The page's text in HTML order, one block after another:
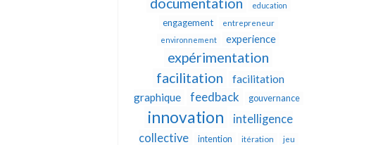
education
engagement
entrepreneur
environnement
experience
expérimentation
facilitation
facilitation
graphique
feedback gouvernance
innovation
intelligence
collective
intention itération jeu